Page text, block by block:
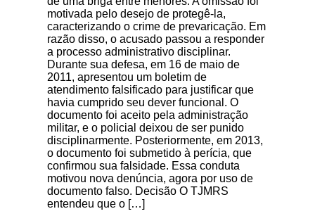
motivada pelo desejo de protegê-la,
caracterizando o crime de prevaricação. Em
razão disso, o acusado passou a responder
a processo administrativo disciplinar.
Durante sua defesa, em 16 de maio de
2011, apresentou um boletim de
atendimento falsificado para justificar que
havia cumprido seu dever funcional. O
documento foi aceito pela administração
militar, e o policial deixou de ser punido
disciplinarmente. Posteriormente, em 2013,
o documento foi submetido à perícia, que
confirmou sua falsidade. Essa conduta
motivou nova denúncia, agora por uso de
documento falso. Decisão O TJMRS
entendeu que o […]